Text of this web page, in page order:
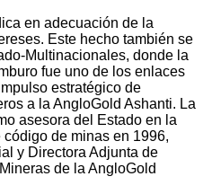
en adecuación de la
Este hecho también se
Multinacionales, donde la
fue uno de los enlaces
estratégico de
a la AngloGold Ashanti. La
asesora del Estado en la
de minas en 1996,
y Directora Adjunta de
de la AngloGold